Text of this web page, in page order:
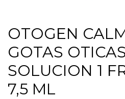
OTOGEN
GOTAS
SOLUCION 1
7,5 ML